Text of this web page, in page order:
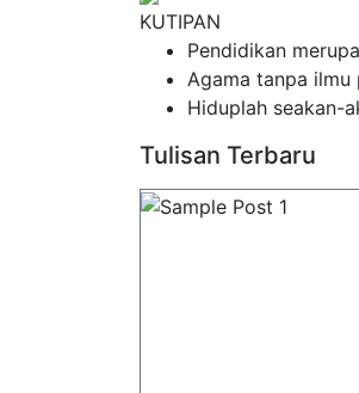
KUTIPAN
Pendidikan
Agama tanpa ilmu
Hiduplah seakan-
Tulisan Terbaru